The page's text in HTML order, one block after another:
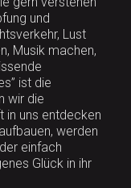
und
Lust
Musik machen,
ist die
wir die
in uns entdecken
werden
einfach
Glück in ihr